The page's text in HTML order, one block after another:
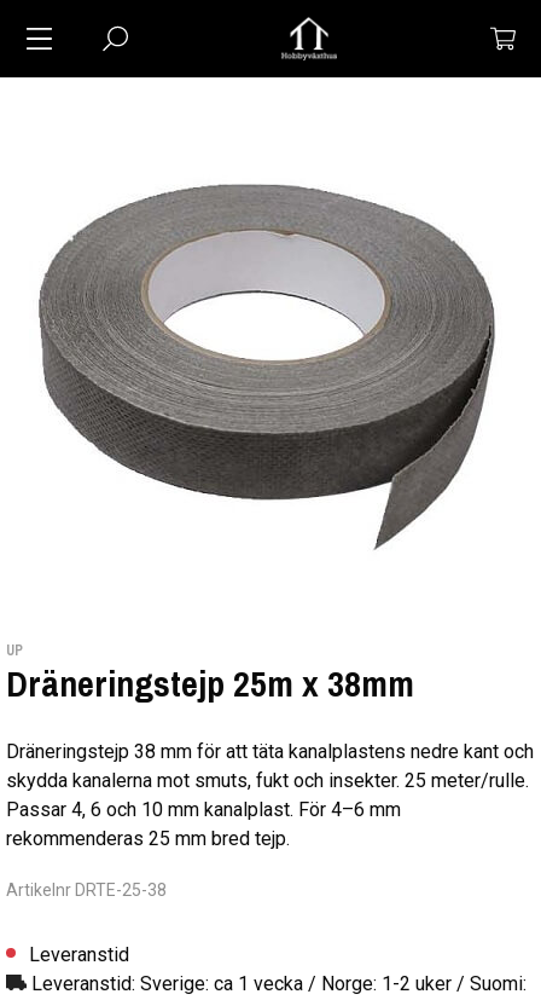
UP
Dräneringstejp 25m x 38mm
Dräneringstejp 38 mm för att täta kanalplastens nedre kant och
skydda kanalerna mot smuts, fukt och insekter. 25 meter/rulle.
Passar 4, 6 och 10 mm kanalplast. För 4–6 mm
rekommenderas 25 mm bred tejp.
Artikelnr DRTE-25-38
Leveranstid
Leveranstid: Sverige: ca 1 vecka / Norge: 1-2 uker / Suomi: